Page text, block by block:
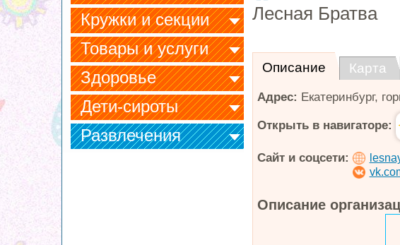
Кружки и секции
Товары и услуги
Здоровье
Дети-сироты
Развлечения
Лесная Братва
Описание Карта
Адрес: Екатеринбург,
Открыть в навигаторе:
Сайт и соцсети:
Описание